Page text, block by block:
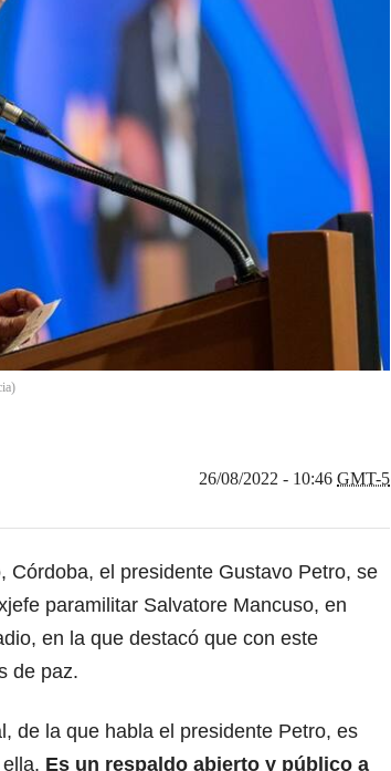
26/08/2022 - 10:46 GMT-5
Córdoba, el presidente Gustavo Petro, se
paramilitar Salvatore Mancuso, en
en la que destacó que con este
de paz.
de la que habla el presidente Petro, es
Es un respaldo abierto y público a